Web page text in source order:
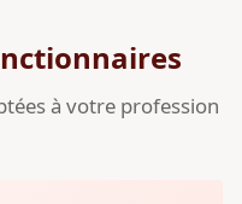
à votre profession